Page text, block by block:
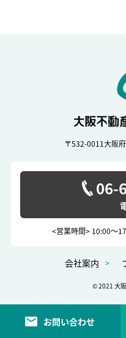
お問い合わせ
〒532-0011大阪
06-
<営業時間> 10:00～
会社案内
© 2021 大